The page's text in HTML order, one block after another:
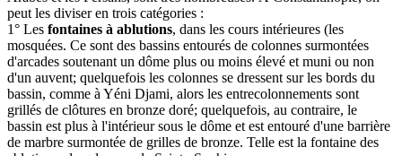
peut les diviser en trois catégories :
1° Les fontaines à ablutions, dans les cours intérieures (les
mosquées. Ce sont des bassins entourés de colonnes surmontées
d'arcades soutenant un dôme plus ou moins élevé et muni ou non
d'un auvent; quelquefois les colonnes se dressent sur les bords du
bassin, comme à Yéni Djami, alors les entrecolonnements sont
grillés de clôtures en bronze doré; quelquefois, au contraire, le
bassin est plus à l'intérieur sous le dôme et est entouré d'une barrière
de marbre surmontée de grilles de bronze. Telle est la fontaine des